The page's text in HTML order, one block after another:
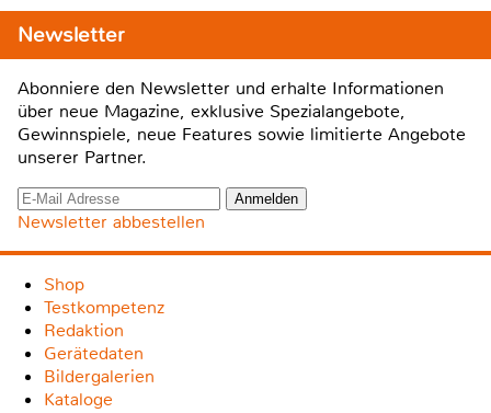
Newsletter
Abonniere den Newsletter und erhalte Informationen
über neue Magazine, exklusive Spezialangebote,
Gewinnspiele, neue Features sowie limitierte Angebote
unserer Partner.
Newsletter abbestellen
Shop
Testkompetenz
Redaktion
Gerätedaten
Bildergalerien
Kataloge